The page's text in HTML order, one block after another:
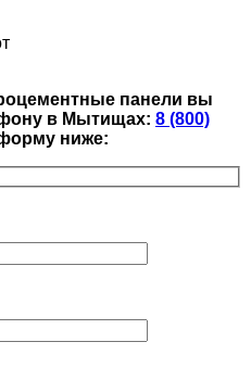
панели вы
в Мытищах: 8 (800)
ниже: